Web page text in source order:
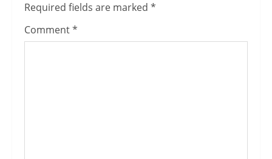
Required fields are marked *
Comment*